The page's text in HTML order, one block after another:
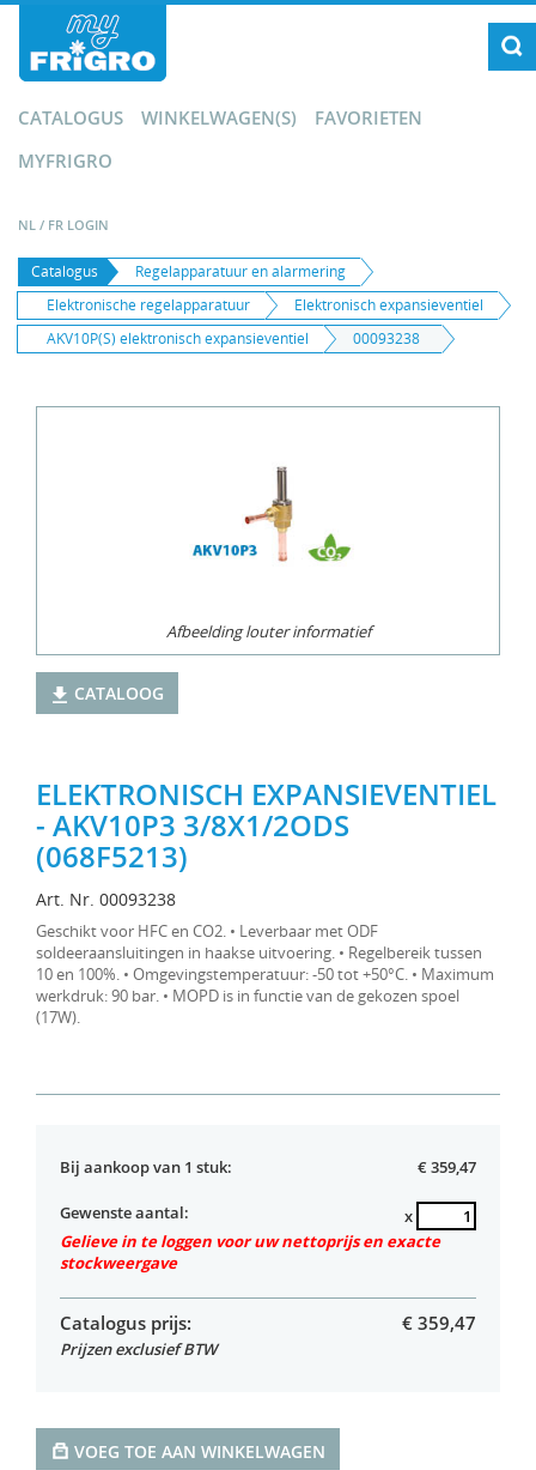
CATALOGUS WINKELWAGEN(S)
FAVORIETEN
MYFRIGRO
NL / FR LOGIN
Catalogus
Regelapparatuur en alarmering
Elektronische regelapparatuur
Elektronisch expansieventiel
AKV10P(S) elektronisch expansieventiel
00093238
Afbeelding louter informatief
CATALOOG
ELEKTRONISCH EXPANSIEVENTIEL
- AKV10P3 3/8X1/2ODS
(068F5213)
Art. Nr. 00093238
Geschikt voor HFC en CO2. • Leverbaar met ODF
soldeeraansluitingen in haakse uitvoering. • Regelbereik tussen
10 en 100%. • Omgevingstemperatuur: -50 tot +50°C. • Maximum
werkdruk: 90 bar. • MOPD is in functie van de gekozen spoel
(17W).
Bij aankoop van 1 stuk: € 359,47
Gewenste aantal:
x
Gelieve in te loggen voor uw nettoprijs en exacte
stockweergave
Catalogus prijs:
Prijzen exclusief BTW
€ 359,47
VOEG TOE AAN WINKELWAGEN